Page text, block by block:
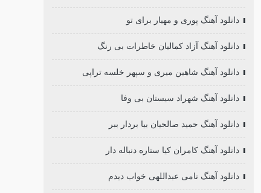
دانلود آهنگ پوری و مهیار برای تو
دانلود آهنگ آزاد کمالیان خاطرات بی رنگ
دانلود آهنگ شاهین میری و سپهر خلسه تراپی
دانلود آهنگ شهراد سیستان بی وفا
دانلود آهنگ حمید صالحیان بیا بردار ببر
دانلود آهنگ کامران کیا ستاره دنباله دار
دانلود آهنگ نامی عبداللهی خواب دیدم